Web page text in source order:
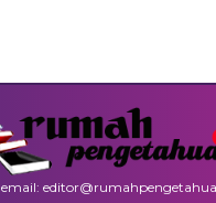
email: